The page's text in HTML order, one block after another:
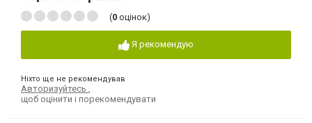
(0 оцінок)
Я рекомендую
Ніхто ще не рекомендував
Авторизуйтесь
щоб оцінити і порекомендувати